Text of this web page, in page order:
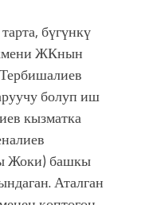
бүгүнкү
ЖКнын
болуп иш
кызматка
Жоки) башкы
Аталган